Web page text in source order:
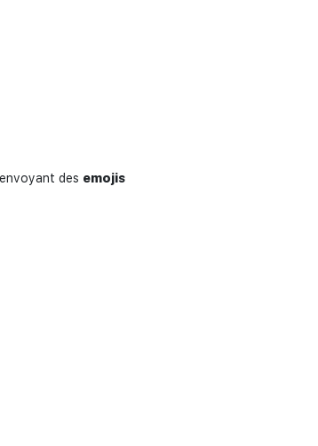
des emojis